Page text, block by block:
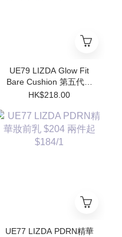
UE79 LIZDA Glow Fit
Bare Cushion 第五代閃
亮氣墊 $218 兩件起
Refill)
HK$218.00
UE77 LIZDA PDRN精華